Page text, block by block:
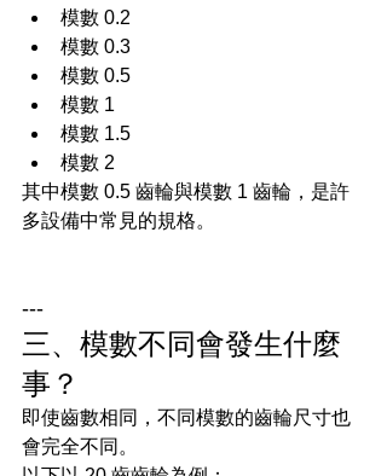
模數 0.2
模數 0.3
模數 0.5
模數 1
模數 1.5
模數 2
其中模數 0.5 齒輪與模數 1 齒輪，是許
多設備中常見的規格。
---
三、模數不同會發生什麼
事？
即使齒數相同，不同模數的齒輪尺寸也
會完全不同。